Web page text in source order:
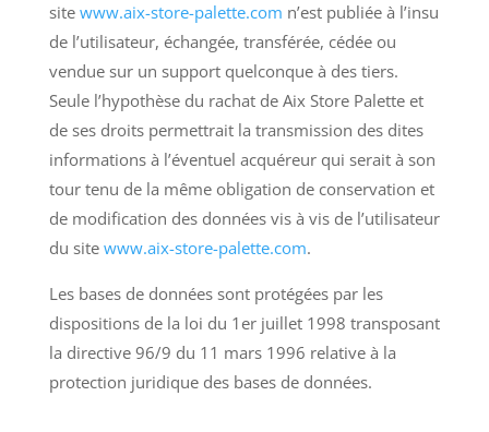
site www.aix-store-palette.com n’est publiée à l’insu
de l’utilisateur, échangée, transférée, cédée ou
vendue sur un support quelconque à des tiers.
Seule l’hypothèse du rachat de Aix Store Palette et
de ses droits permettrait la transmission des dites
informations à l’éventuel acquéreur qui serait à son
tour tenu de la même obligation de conservation et
de modification des données vis à vis de l’utilisateur
du site www.aix-store-palette.com.
Les bases de données sont protégées par les
dispositions de la loi du 1er juillet 1998 transposant
la directive 96/9 du 11 mars 1996 relative à la
protection juridique des bases de données.